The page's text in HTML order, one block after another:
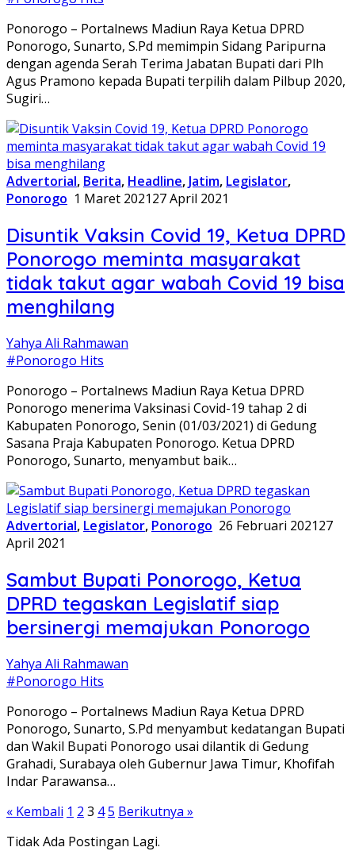
Ponorogo – Portalnews Madiun Raya Ketua DPRD
Ponorogo, Sunarto, S.Pd memimpin Sidang Paripurna
dengan agenda Serah Terima Jabatan Bupati dari Plh
Agus Pramono kepada Bupati terpilih dalam Pilbup 2020,
Sugiri…
Advertorial, Berita, Headline, Jatim, Legislator,
Ponorogo 1 Maret 202127 April 2021
Disuntik Vaksin Covid 19, Ketua DPRD
Ponorogo meminta masyarakat
tidak takut agar wabah Covid 19 bisa
menghilang
Yahya Ali Rahmawan
#Ponorogo Hits
Ponorogo – Portalnews Madiun Raya Ketua DPRD
Ponorogo menerima Vaksinasi Covid-19 tahap 2 di
Kabupaten Ponorogo, Senin (01/03/2021) di Gedung
Sasana Praja Kabupaten Ponorogo. Ketua DPRD
Ponorogo, Sunarto, menyambut baik…
Advertorial, Legislator, Ponorogo 26 Februari 202127
April 2021
Sambut Bupati Ponorogo, Ketua
DPRD tegaskan Legislatif siap
bersinergi memajukan Ponorogo
Yahya Ali Rahmawan
#Ponorogo Hits
Ponorogo – Portalnews Madiun Raya Ketua DPRD
Ponorogo, Sunarto, S.Pd menyambut kedatangan Bupati
dan Wakil Bupati Ponorogo usai dilantik di Gedung
Grahadi, Surabaya oleh Gubernur Jawa Timur, Khofifah
Indar Parawansa…
Paginasi
pos
« Kembali 1 2 3 45 Berikutnya »
Tidak Ada Postingan Lagi.